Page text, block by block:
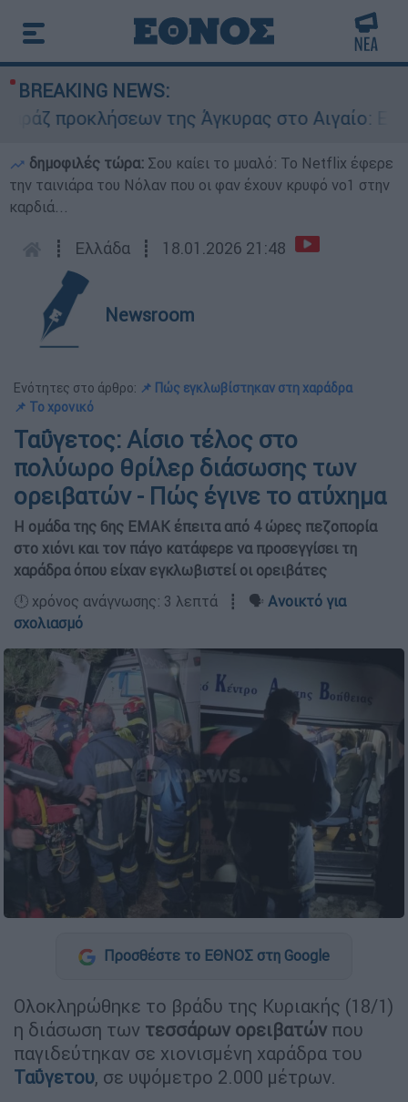
BREAKING NEWS:
της Άγκυρας στο Αιγαίο: Εικονική
δημοφιλές τώρα: Σου καίει το μυαλό: Το Netflix έφερε
την ταινιάρα του Νόλαν που οι φαν έχουν κρυφό νο1 στην
καρδιά...
┋ Ελλάδα ┋ 18.01.2026 21:48
Newsroom
Ενότητες στο άρθρο: 📌 Πώς εγκλωβίστηκαν στη χαράδρα
📌 Το χρονικό
Ταΰγετος: Αίσιο τέλος στο
πολύωρο θρίλερ διάσωσης των
ορειβατών - Πώς έγινε το ατύχημα
Η ομάδα της 6ης ΕΜΑΚ έπειτα από 4 ώρες πεζοπορία
στο χιόνι και τον πάγο κατάφερε να προσεγγίσει τη
χαράδρα όπου είχαν εγκλωβιστεί οι ορειβάτες
🕛 χρόνος ανάγνωσης: 3 λεπτά ┋ 🗣️ Ανοικτό για
σχολιασμό
Προσθέστε το ΕΘΝΟΣ στη Google
Ολοκληρώθηκε το βράδυ της Κυριακής (18/1)
η διάσωση των τεσσάρων ορειβατών που
παγιδεύτηκαν σε χιονισμένη χαράδρα του
Ταΰγετου, σε υψόμετρο 2.000 μέτρων.